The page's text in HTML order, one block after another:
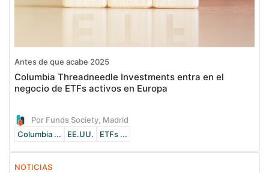
Antes de que acabe 2025
Columbia Threadneedle Investments entra en el
negocio de ETFs activos en Europa
Por Funds Society, Madrid
Columbia ...
EE.UU. ETFs ...
NOTICIAS